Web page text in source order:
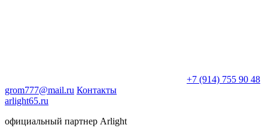
+7 (914) 755 90 48
grom777@mail.ru Контакты
arlight65.ru
официальный партнер Arlight